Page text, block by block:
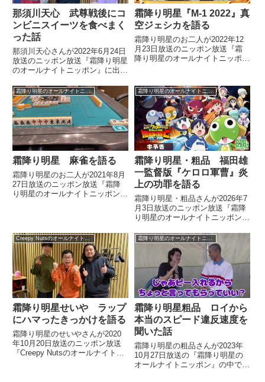
那須川天心 武尊戦後にコ
ンビニスイーツを食べまく
った話
那須川天心さんが2022年6月24日
放送のニッポン放送『霜降り明星
のオールナイトニッポン』に出
のは？」という質問に対して、コ
ンビニで買ったスイーツを食べま
くったと話していました。
霜降り明星『M-1 2022』真
空ジェシカを語る
霜降り明星のお二人が2022年12
月23日放送のニッポン放送『霜
降り明星のオールナイトニッポ
いて話していました。
霜降り明星のオールナイトニッポン
霜降り明星 麻雀を語る
霜降り明星のお二人が2021年8月
27日放送のニッポン放送『霜降
り明星のオールナイトニッポン』
霜降り明星のオールナイトニッポン
霜降り明星・粗品 福田雄
一監督版『ケロロ軍曹』炎
上の功罪を語る
霜降り明星・粗品さんが2026年7
月3日放送のニッポン放送『霜降
り明星のオールナイトニッポン』
不評となった映画『新劇場版☆ケ
ロロ軍曹 復活して速攻地球滅亡
の危機であります』についてトー
ク。その功罪を話していました。
Creepy Nutsのオールナイトニッポン0
霜降り明星せいや ラップ
にハマったきっかけを語る
霜降り明星のせいやさんが2020
年10月20日放送のニッポン放送
『Creepy Nutsのオールナイトニ
霜降り明星のオールナイトニッポン
霜降り明星粗品 ロイから
本当のスピード違反速度を
聞いた話
霜降り明星の粗品さんが2023年
10月27日放送の『霜降り明星の
オールナイトニッポン』の中で